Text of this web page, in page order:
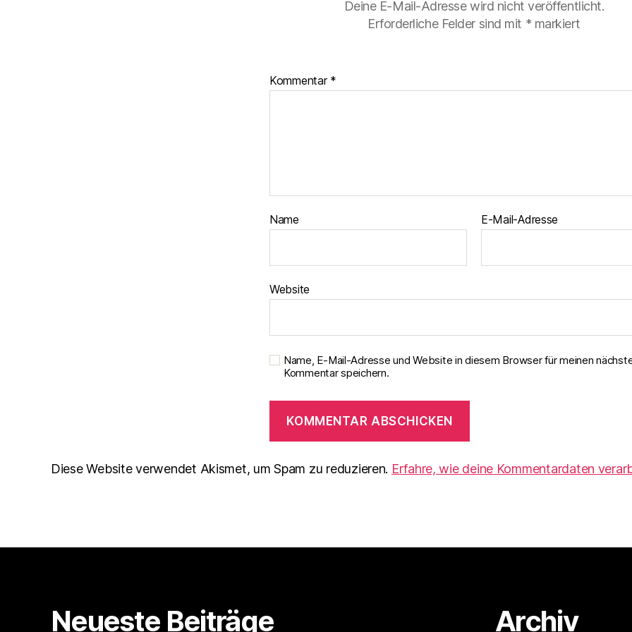
Deine E-Mail-Adresse wird nicht veröffentlicht.
Erforderliche Felder sind mit * markiert
Kommentar *
Name E-Mail-Adresse
Website
Name, E-Mail-Adresse und Website in diesem Browser für meinen
Kommentar speichern.
Diese Website verwendet Akismet, um Spam zu reduzieren. Erfahre, wie deine Kommentardaten
Neueste Beiträge Archiv